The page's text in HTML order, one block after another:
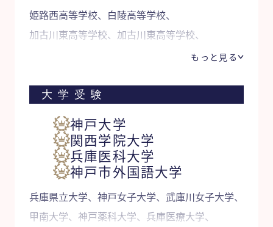
姫路西高等学校、白陵高等学校、
加古川東高等学校、加古川東高等学校、
須磨学園高等学校、宝塚北高等学校、
姫路東高等学校、御影高等学校、
西宮東高等学校、滝川高等学校、
滝川第二高等学校、北摂三田高等学校、
龍野高等学校、尼崎稲園高等学校、
甲南高等学校、芦屋学園高等学校 他
もっと見る
大学受験
神戸大学
関西学院大学
兵庫医科大学
神戸市外国語大学
兵庫県立大学、神戸女子大学、武庫川女子大学、
甲南大学、神戸薬科大学、兵庫医療大学、